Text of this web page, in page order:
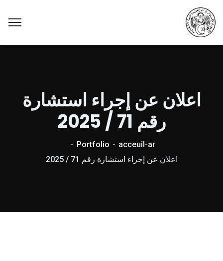
اعلان عن إجراء استشارة
رقم 71 / 2025
acceuil-ar
Portfolio
اعلان عن إجراء استشارة رقم 71 / 2025